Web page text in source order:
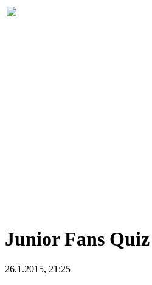
Junior Fans
26.1.2015, 21:25